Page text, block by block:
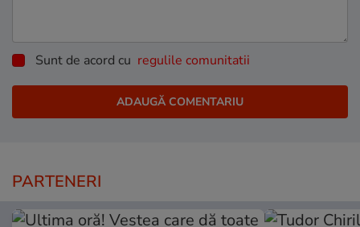
Sunt de acord cu regulile comunitatii
PARTENERI